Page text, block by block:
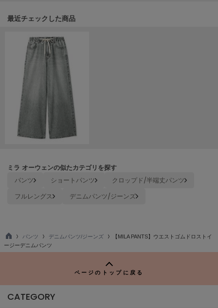
NEW Balance
ニューバランス
ナイキ
NOWNS
ナウンス
null.
ヌル
On
オン
Onitsuka Tiger
オルグ
PATRICK
関連記事
最近チェックした商品
ミラ オーウェンの似たカテゴリを探す
パンツ ショートパンツ
クロップド/半端丈パンツ
フルレングス
デニムパンツ/ジーンズ
TO
P
パンツ デニムパンツ/ジーンズ
【MILA PANTS】ウエストゴムドロストイ
ージーデニムパンツ
ページのトップに戻る
CATEGORY